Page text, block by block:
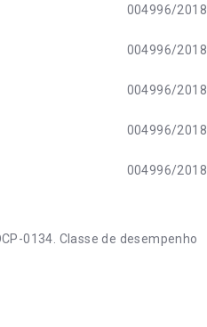
004996/2018
004996/2018
004996/2018
004996/2018
004996/2018
0134. Classe de desempenho